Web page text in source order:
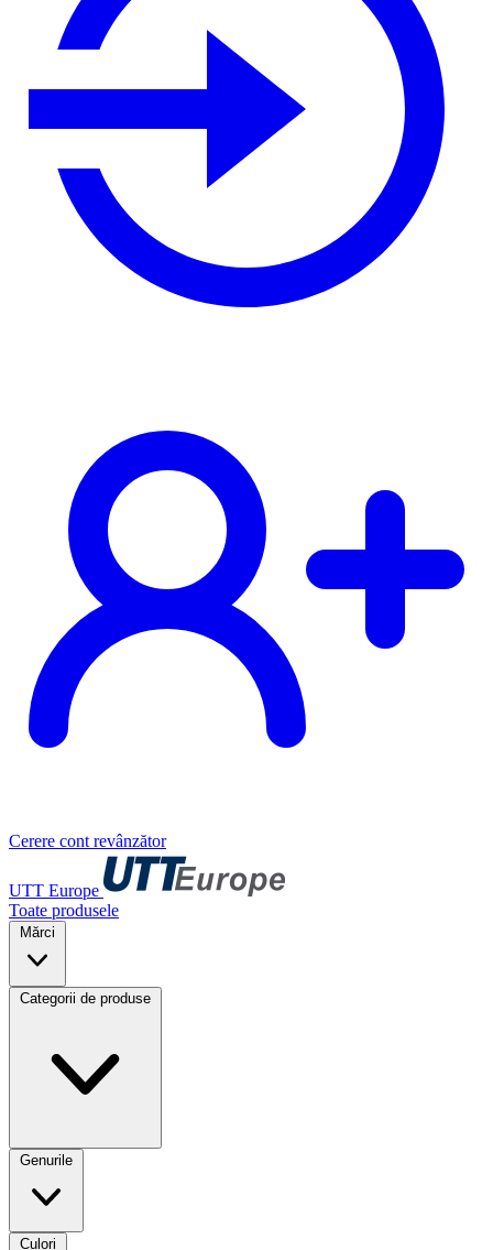
Cerere cont revânzător
UTT Europe
Toate produsele
Mărci
Categorii de produse
Genurile
Culori